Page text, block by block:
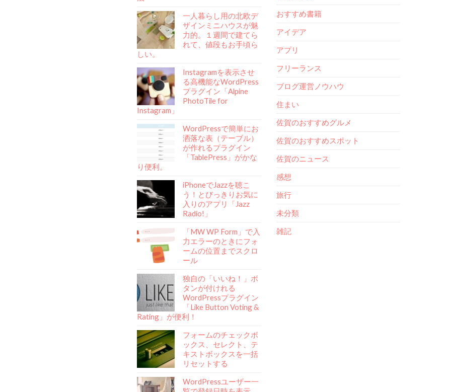
一人暮らし用の北欧デ
ザインミニハウスが魅
力的。１週間で建てら
れて、値段もお手頃ら
しい。
Instagramを表示させ
る高機能なWordPress
プラグイン「Alpine
PhotoTile for
Instagram」
WordPressで簡単にお
洒落な表（テーブル）
が作れるプラグイン
「TablePress」がかな
り便利。
iPhoneでJazzを聴こ
う！とびっきりお気に
入りのアプリ「Jazz
Radio!」
「MW WP Form」で入
力エラーのときにフォ
ームの位置までスクロ
ール
独自の「いいね！」ボ
タンが付けれる
WordPressプラグイン
「Like Button Voting &
Rating」が便利！
フォームのチェックボ
ックス、セレクト、テ
キストボックスを一括
リセットする
WordPressユーザー一
おすすめ書籍
アイデア
アプリ
フリーランス
ブログ運営ノウハウ
住まい
佐賀のおすすめグルメ
佐賀のおすすめスポット
佐賀のニュース
感想
旅行
未分類
雑記